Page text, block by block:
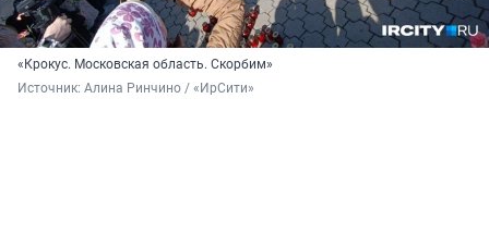
«Крокус. Московская область. Скорбим»
Источник: Алина Ринчино / «ИрСити»